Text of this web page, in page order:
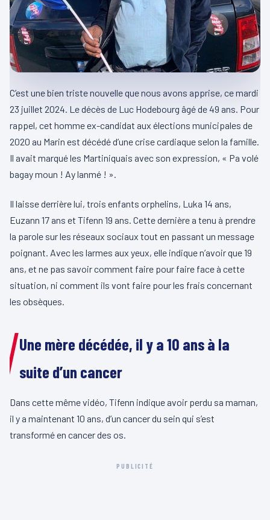
C’est une bien triste nouvelle que nous avons apprise, ce mardi
23 juillet 2024. Le décès de Luc Hodebourg âgé de 49 ans. Pour
rappel, cet homme ex-candidat aux élections municipales de
2020 au Marin est décédé d’une crise cardiaque selon la famille.
Il avait marqué les Martiniquais avec son expression, « Pa volé
bagay moun ! Ay lanmé ! ».
Il laisse derrière lui, trois enfants orphelins, Luka 14 ans,
Euzann 17 ans et Tifenn 19 ans. Cette dernière a tenu à prendre
la parole sur les réseaux sociaux tout en passant un message
poignant. Avec les larmes aux yeux, elle indique n’avoir que 19
ans, et ne pas savoir comment faire pour faire face à cette
situation, ni comment ils vont faire pour les frais concernant
les obsèques.
Une mère décédée, il y a 10 ans à la
suite d’un cancer
Dans cette même vidéo, Tifenn indique avoir perdu sa maman,
il y a maintenant 10 ans, d’un cancer du sein qui s’est
transformé en cancer des os.
PUBLICITÉ